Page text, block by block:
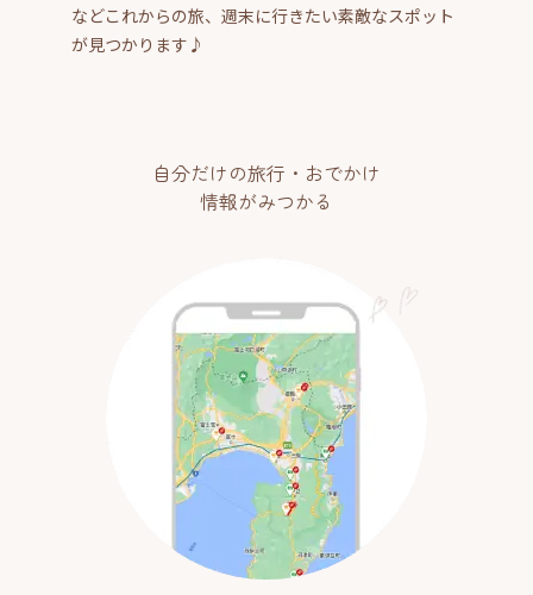
などこれからの旅、週末に行きたい素敵なスポット
が見つかります♪
自分だけの旅行・おでかけ
情報がみつかる